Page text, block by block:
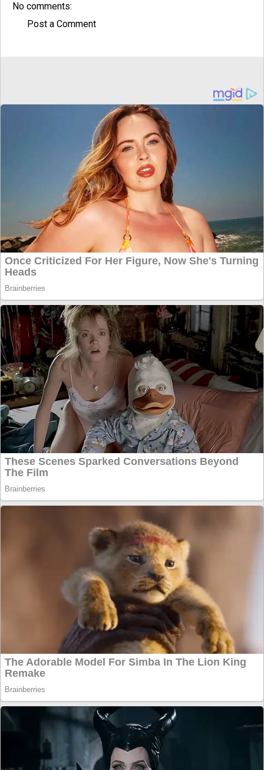
No comments:
Post a Comment